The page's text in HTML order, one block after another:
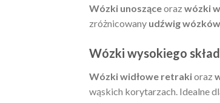
Wózki unosząceoraz wózki
zróżnicowany udźwig
Wózki wysokiego
Wózki widłowe retrakioraz
wąskich korytarzach. Idealne